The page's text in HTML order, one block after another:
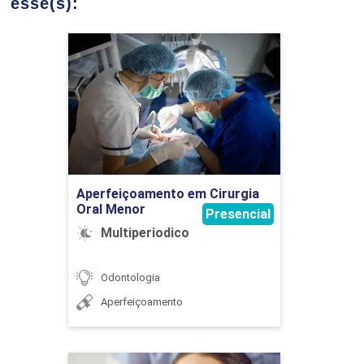
BIOÉTICA
BIOSSEGURANÇA
4
Aperfeiçoamento em Cirurgia
Oral Menor
Multiperiodico
Presencial
Odontologia
Aperfeiçoamento
Aperfeiçoamento em
Cirurgia Oral Menor
Detalhes do curso
Ir para Inscrição